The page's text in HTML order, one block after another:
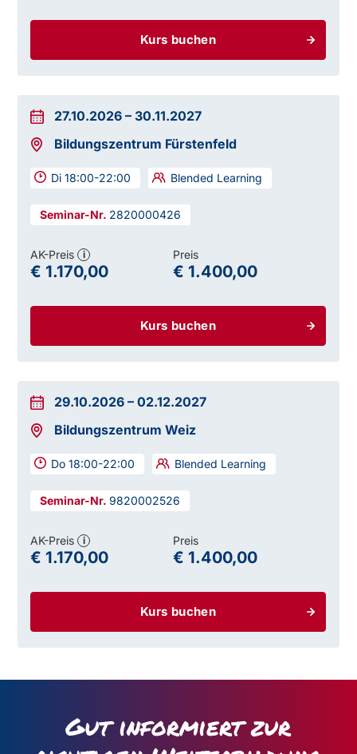
Kurs buchen
27.10.2026 – 30.11.2027
Bildungszentrum Fürstenfeld
Di 18:00-22:00 Blended Learning
2820000426
Kurs buchen
AK-Preis i
€ 1.170,00
Preis
€ 1.400,00
29.10.2026 –02.12.2027
Bildungszentrum Weiz
Do 18:00-22:00 Blended Learning
9820002526
Kurs buchen
AK-Preis i
€ 1.170,00
Preis
€ 1.400,00
Gut informiert zur